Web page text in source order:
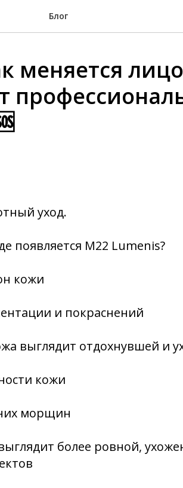
Блог
меняется
уход.
появляется M22 Lumenis?
кожи
и покраснений
выглядит отдохнувшей и
кожи
морщин
более ровной,